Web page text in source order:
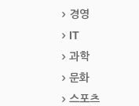
경영
IT
과학
문화
스포츠